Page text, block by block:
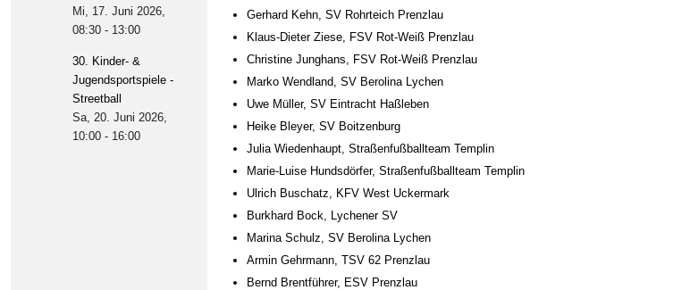
Mi, 17. Juni 2026,
08:30- 13:00
30. Kinder- &
Jugendsportspiele -
Streetball
Sa, 20. Juni 2026,
10:00- 16:00
Gerhard Kehn, SV Rohrteich Prenzlau
Klaus-Dieter Ziese, FSV Rot-Weiß Prenzlau
Christine Junghans, FSV Rot-Weiß Prenzlau
Marko Wendland, SV Berolina Lychen
Uwe Müller, SV Eintracht Haßleben
Heike Bleyer, SV Boitzenburg
Julia Wiedenhaupt, Straßenfußballteam Templin
Marie-Luise Hundsdörfer, Straßenfußballteam Templin
Ulrich Buschatz, KFV West Uckermark
Burkhard Bock, Lychener SV
Marina Schulz, SV Berolina Lychen
Armin Gehrmann, TSV 62 Prenzlau
Bernd Brentführer, ESV Prenzlau